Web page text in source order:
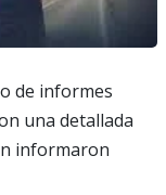
de informes
una detallada
informaron